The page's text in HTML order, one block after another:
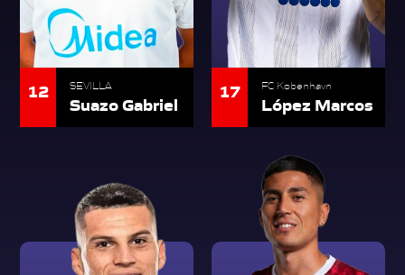
12 SEVILLA
Suazo Gabriel
17 FC København
López Marcos